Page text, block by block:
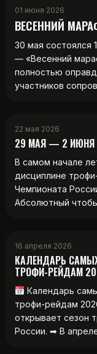
01 июня 2026
ВЕСЕННИЙ
30 мая состоялся
— «Весенний
полностью
участников
22 мая 2026
29 МАЯ — 2 ИЮНЯ
В самом начале
дисциплине
Чемпионата
Абсолютный
16 апреля 2026
КАЛЕНДАРЬ
ТРОФИ-РЕЙДАМ
Календарь
трофи-рейдам
открывает сезон
России. ➡ В